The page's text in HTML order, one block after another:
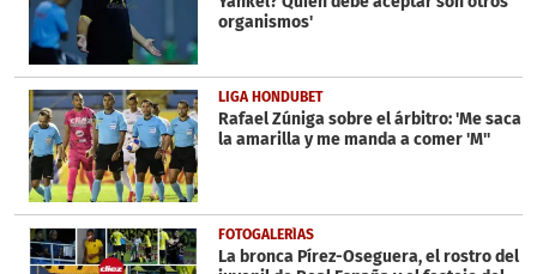
organismos'
LIGA HONDUBET
Rafael Zúniga sobre el árbitro: 'Me saca
la amarilla y me manda a comer 'M''
FOTOGALERÍAS
La bronca Pírez-Oseguera, el rostro del